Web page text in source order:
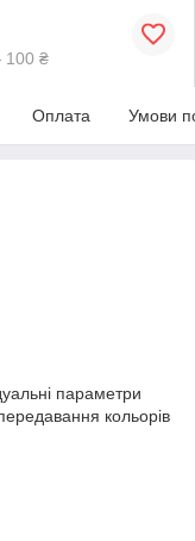
100 ₴
Оплата Умови
параметри
кольорів